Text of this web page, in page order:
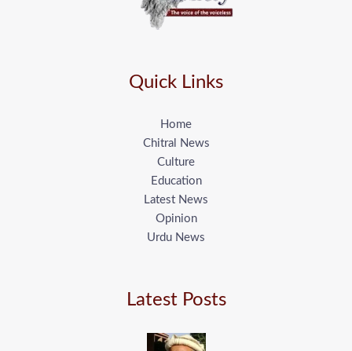
Quick Links
Home
Chitral News
Culture
Education
Latest News
Opinion
Urdu News
Latest Posts